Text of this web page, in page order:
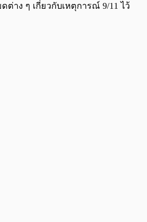
ต่าง ๆ เกี่ยวกับเหตุการณ์ 9/11 ไว้